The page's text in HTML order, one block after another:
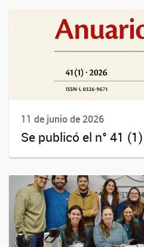
11 de junio de 2026
Se publicó el n° 41